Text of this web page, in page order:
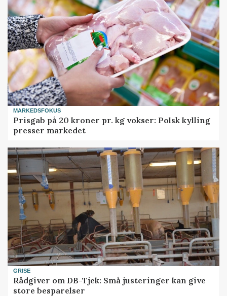
MARKEDSFOKUS
Prisgab på 20 kroner pr. kg vokser: Polsk kylling
presser markedet
GRISE
Rådgiver om DB-Tjek: Små justeringer kan give
store besparelser